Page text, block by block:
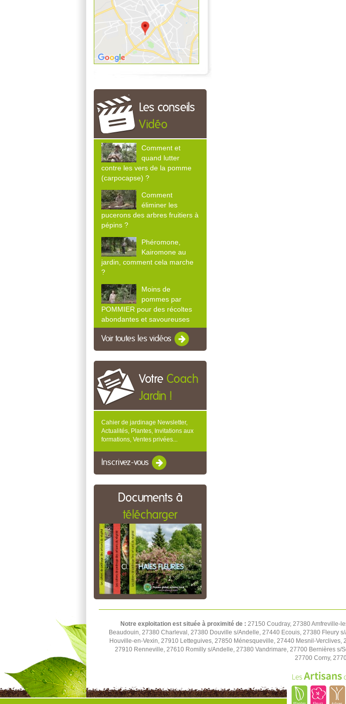
Les conseils
Vidéo
Comment et
quand lutter
contre les vers de la pomme
(carpocapse) ?
Comment
éliminer les
pucerons des arbres fruitiers à
pépins ?
Phéromone,
Kairomone au
jardin, comment cela marche
?
Moins de
pommes par
POMMIER pour des récoltes
abondantes et savoureuses
Voir toutes les vidéos
Votre Coach
Jardin !
Cahier de jardinage Newsletter,
Actualités, Plantes, Invitations aux
formations, Ventes privées...
Inscrivez-vous
Documents à
télécharger
Notre exploitation est située à proximité de : 27150 Coudray, 27380 Amfreville-
Beaudouin, 27380 Charleval, 27380 Douville s/Andelle, 27440 Ecouis, 27380 Fleury
Houville-en-Vexin, 27910 Letteguives, 27850 Ménesqueville, 27440 Mesnil-
27910 Renneville, 27610 Romilly s/Andelle, 27380 Vandrimare, 27700 Bernières
27700 Corny,